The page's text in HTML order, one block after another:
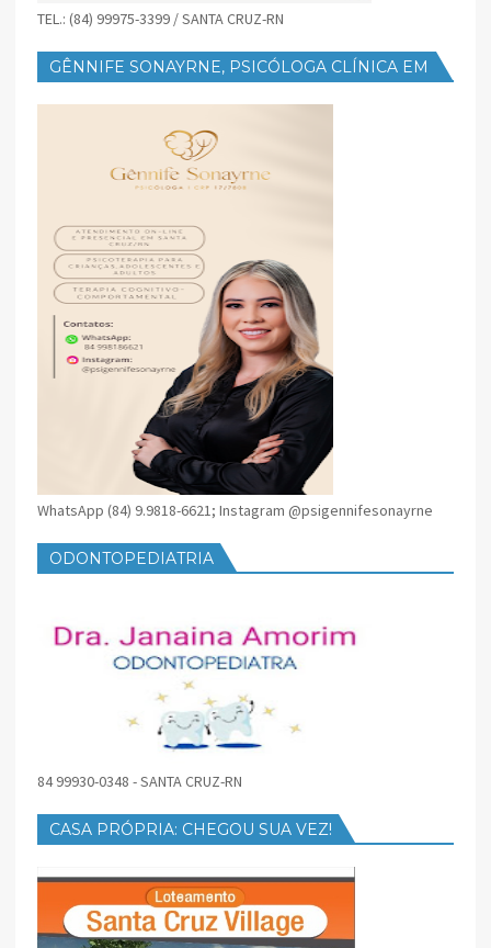
TEL.: (84) 99975-3399 / SANTA CRUZ-RN
GÊNNIFE SONAYRNE, PSICÓLOGA CLÍNICA EM
WhatsApp (84) 9.9818-6621; Instagram @psigennifesonayrne
ODONTOPEDIATRIA
84 99930-0348 - SANTA CRUZ-RN
CASA PRÓPRIA: CHEGOU SUA VEZ!